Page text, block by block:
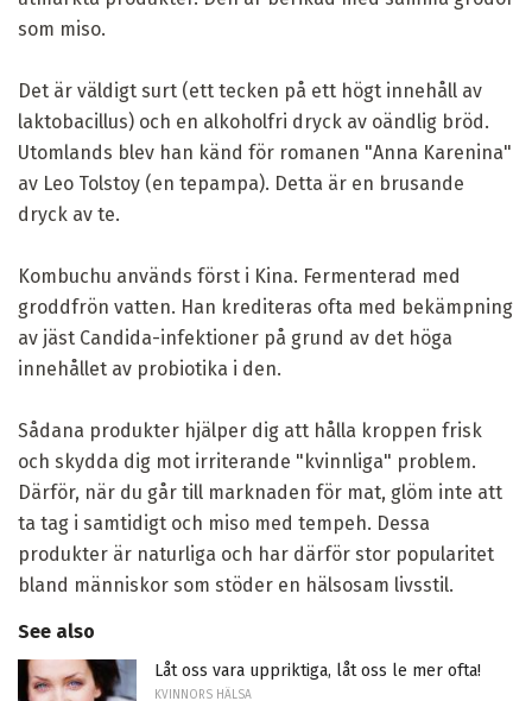
som miso.
Det är väldigt surt (ett tecken på ett högt innehåll av
laktobacillus) och en alkoholfri dryck av oändlig bröd.
Utomlands blev han känd för romanen "Anna Karenina"
av Leo Tolstoy (en tepampa). Detta är en brusande
dryck av te.
Kombuchu används först i Kina. Fermenterad med
groddfrön vatten. Han krediteras ofta med bekämpning
av jäst Candida-infektioner på grund av det höga
innehållet av probiotika i den.
Sådana produkter hjälper dig att hålla kroppen frisk
och skydda dig mot irriterande "kvinnliga" problem.
Därför, när du går till marknaden för mat, glöm inte att
ta tag i samtidigt och miso med tempeh. Dessa
produkter är naturliga och har därför stor popularitet
bland människor som stöder en hälsosam livsstil.
See also
Låt oss vara uppriktiga, låt oss le mer ofta!
KVINNORS HÄLSA